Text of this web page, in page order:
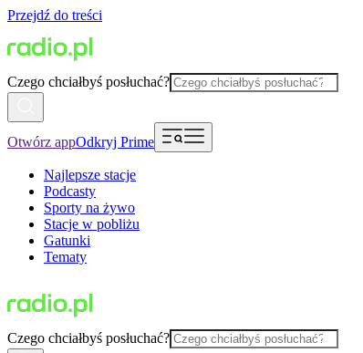
Przejdź do treści
Czego chciałbyś posłuchać?
Otwórz appOdkryj Prime
Najlepsze stacje
Podcasty
Sporty na żywo
Stacje w pobliżu
Gatunki
Tematy
Czego chciałbyś posłuchać?